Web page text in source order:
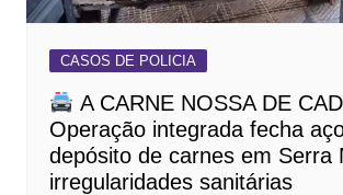
CASOS DE POLICIA
A CARNE NOSSA DE
Operação integrada fecha
depósito de carnes em Serra
irregularidades sanitárias